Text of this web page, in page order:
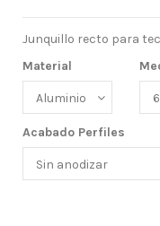
Junquillo recto para
Material
Acabado Perfiles